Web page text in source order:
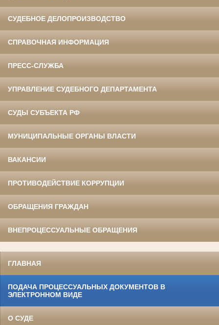
СУДЕБНОЕ ДЕЛОПРОИЗВОДСТВО
СПРАВОЧНАЯ ИНФОРМАЦИЯ
ПРЕСС-СЛУЖБА
УПРАВЛЕНИЕ СУДЕБНОГО ДЕПАРТАМЕНТА
СУДЫ СУБЪЕКТА РФ
МУНИЦИПАЛЬНЫЕ ОРГАНЫ ВЛАСТИ
ВАКАНСИИ
ПРОТИВОДЕЙСТВИЕ КОРРУПЦИИ
ОБРАЩЕНИЯ ГРАЖДАН
ВНЕПРОЦЕССУАЛЬНЫЕ ОБРАЩЕНИЯ
ГЛАВНАЯ
ПОДАЧА ПРОЦЕССУАЛЬНЫХ ДОКУМЕНТОВ В
ЭЛЕКТРОННОМ ВИДЕ
О СУДЕ